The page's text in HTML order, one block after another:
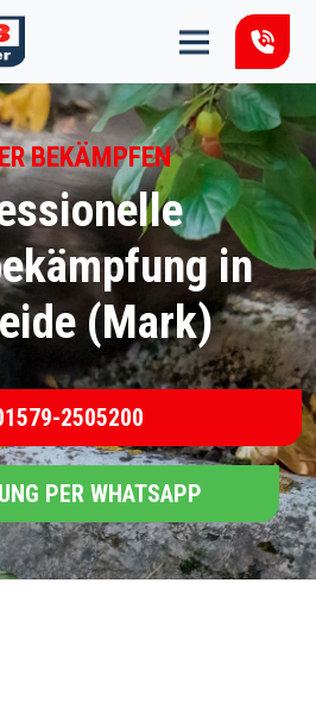
BEKÄMPFEN
in
(Mark)
2505200
PER WHATSAPP